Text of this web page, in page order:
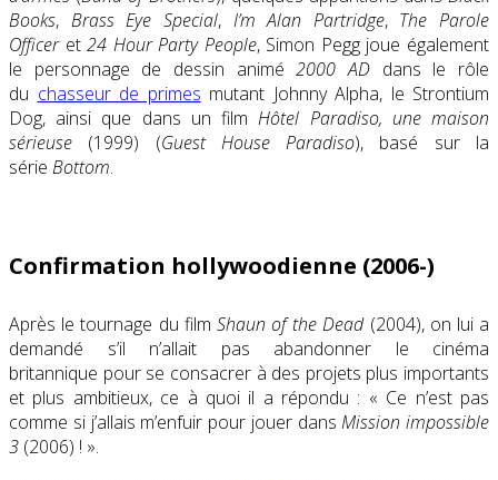
Books, Brass Eye Special, I’m Alan Partridge, The Parole
Officeret24 Hour Party People, Simon Pegg joue également
le personnage de dessin animé2000 AD dans le rôle
du chasseur de primes mutant Johnny Alpha, le Strontium
Dog, ainsi que dans un filmHôtel Paradiso, une maison
sérieuse (1999) (Guest House Paradiso), basé sur la
série Bottom.
Confirmation hollywoodienne (2006-)
Après le tournage du film Shaun of the Dead (2004), on lui a
demandé s’il n’allait pas abandonner le cinéma
britannique pour se consacrer à des projets plus importants
et plus ambitieux, ce à quoi il a répondu : « Ce n’est pas
comme si j’allais m’enfuir pour jouer dansMission impossible
3 (2006) ! ».